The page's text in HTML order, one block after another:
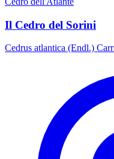
Il Cedro del Sorini
Cedrus atlantica (Endl.)